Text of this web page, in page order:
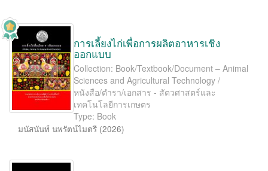
การเลี้ยงไก่เพื่อการผลิตอาหารเชิง
ออกแบบ
Collection: Book/Textbook/Document – Animal
Sciences and Agricultural Technology /
หนังสือ/ตำรา/เอกสาร - สัตวศาสตร์และ
เทคโนโลยีการเกษตร
Type: Book
มนัสนันท์ นพรัตน์ไมตรี (2026)